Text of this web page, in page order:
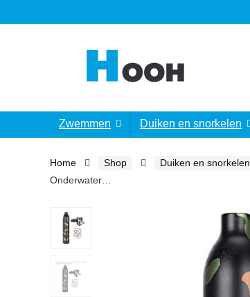
Zwemmen Duiken en snorkelen
Home Shop Duiken en snorkelen
Onderwater…